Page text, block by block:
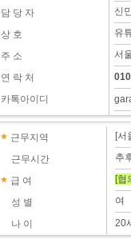
담 당 자
상 호
주 소
연 락 처
카톡아이디
신
유
서
근무지역
근무시간
급 여
성 별
나 이
[서
추
[협
여
20